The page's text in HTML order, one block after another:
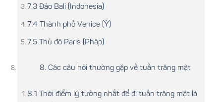
7.3 Đảo Bali (Indonesia)
7.4 Thành phố Venice (Ý)
7.5 Thủ đô Paris (Pháp)
8. Các câu hỏi thường gặp về tuần trăng mật
8.1 Thời điểm lý tưởng nhất để đi tuần trăng mật là